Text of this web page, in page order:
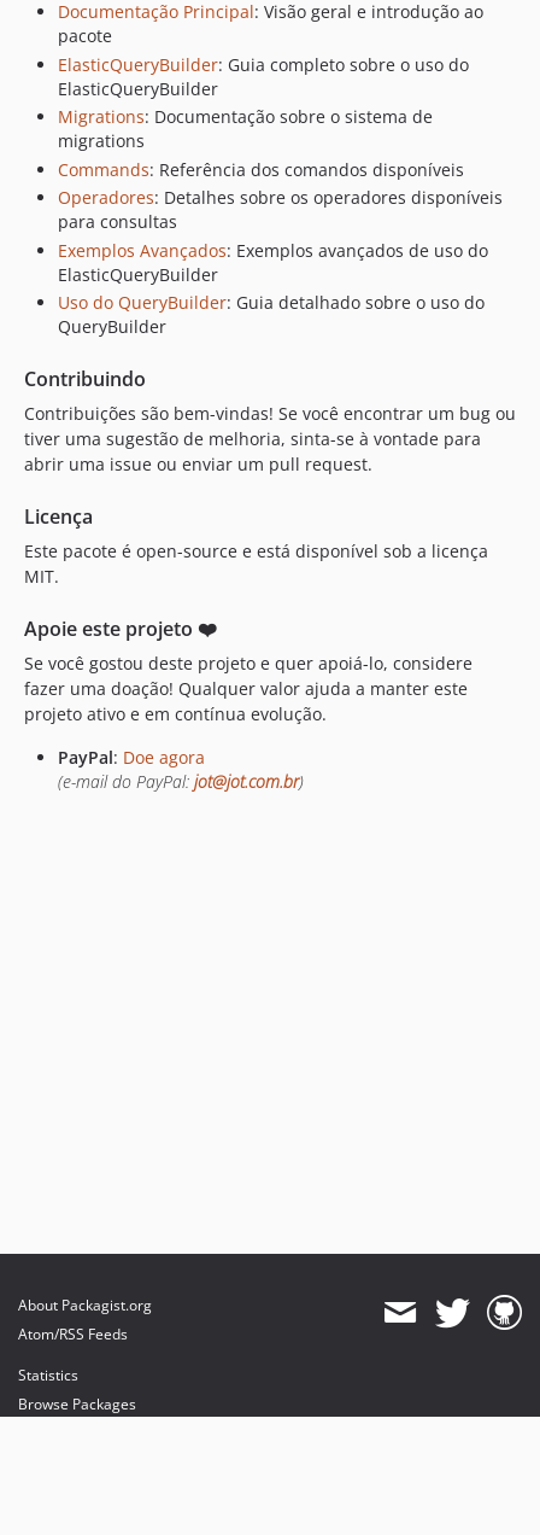
Documentação Principal: Visão geral e introdução ao
pacote
ElasticQueryBuilder: Guia completo sobre o uso do
ElasticQueryBuilder
Migrations: Documentação sobre o sistema de
migrations
Commands: Referência dos comandos disponíveis
Operadores: Detalhes sobre os operadores disponíveis
para consultas
Exemplos Avançados: Exemplos avançados de uso do
ElasticQueryBuilder
Uso do QueryBuilder: Guia detalhado sobre o uso do
QueryBuilder
Contribuindo
Contribuições são bem-vindas! Se você encontrar um bug ou
tiver uma sugestão de melhoria, sinta-se à vontade para
abrir uma issue ou enviar um pull request.
Licença
Este pacote é open-source e está disponível sob a licença
MIT.
Apoie este projeto ❤️
Se você gostou deste projeto e quer apoiá-lo, considere
fazer uma doação! Qualquer valor ajuda a manter este
projeto ativo e em contínua evolução.
PayPal: Doe agora
(e-mail do PayPal: jot@jot.com.br)
About Packagist.org
Atom/RSS Feeds
Statistics
Browse Packages